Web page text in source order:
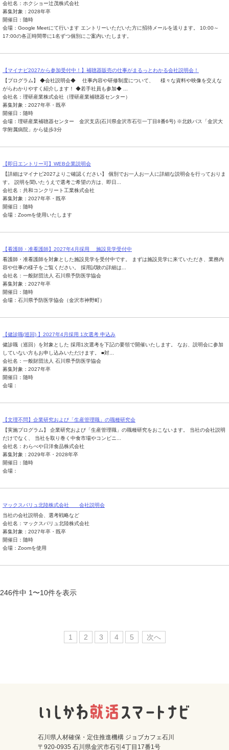
会社名：ホクショー辻茂株式会社
募集対象：2028年卒
開催日：随時
会場：Google Meetにて行います エントリーいただいた方に招待メールを送ります。 10:00～
17:00の各正時間帯に1名ずつ個別にご案内いたします。
【マイナビ2027から参加受付中！】補聴器販売の仕事がまるっとわかる会社説明会！
【プログラム】 ◆会社説明会◆ 仕事内容や研修制度について、 様々な資料や映像を交えな
がらわかりやすく紹介します！ ◆若手社員も参加◆ ...
会社名：理研産業株式会社（理研産業補聴器センター）
募集対象：2027年卒・既卒
開催日：随時
会場：理研産業補聴器センター 金沢支店(石川県金沢市石引一丁目8番6号) ※北鉄バス「金沢大
学附属病院」から徒歩3分
【即日エントリー可】WEB企業説明会
【詳細はマイナビ2027よりご確認ください】 個別でお一人お一人に詳細な説明会を行っておりま
す。 説明を聞いたうえで選考ご希望の方は、即日...
会社名：共和コンクリート工業株式会社
募集対象：2027年卒・既卒
開催日：随時
会場：Zoomを使用いたします
【看護師・准看護師】2027年4月採用 施設見学受付中
看護師・准看護師を対象とした施設見学を受付中です。 まずは施設見学に来ていただき、業務内
容や仕事の様子をご覧ください。 採用試験の詳細は...
会社名：一般財団法人 石川県予防医学協会
募集対象：2027年卒
開催日：随時
会場：石川県予防医学協会（金沢市神野町）
【健診職(巡回) 】2027年4月採用 1次選考 申込み
健診職（巡回）を対象とした 採用1次選考を下記の要領で開催いたします。 なお、説明会に参加
していない方もお申し込みいただけます。 ■対...
会社名：一般財団法人 石川県予防医学協会
募集対象：2027年卒
開催日：随時
会場：
【文理不問】企業研究および「生産管理職」の職種研究会
【実施プログラム】 企業研究および「生産管理職」の職種研究をおこないます。 当社の会社説明
だけでなく、 当社を取り巻く中食市場やコンビニ...
会社名：わらべや日洋食品株式会社
募集対象：2029年卒・2028年卒
開催日：随時
会場：
マックスバリュ北陸株式会社 会社説明会
当社の会社説明会、選考戦略など
会社名：マックスバリュ北陸株式会社
募集対象：2027年卒・既卒
開催日：随時
会場：Zoomを使用
246件中 1〜10件を表示
1 2 3 4 5 次へ
石川県人材確保・定住推進機構 ジョブカフェ石川
〒920-0935 石川県金沢市石引4丁目17番1号